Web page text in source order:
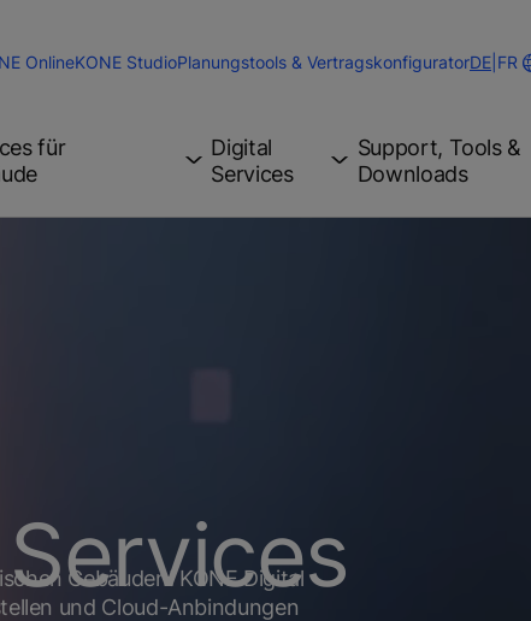
OnlineKONE StudioPlanungstools & VertragskonfiguratorChange
DE FR
für
Digital
Services
Support, Tools &
Downloads
Gebäuden! KONE Digital
und Cloud-Anbindungen